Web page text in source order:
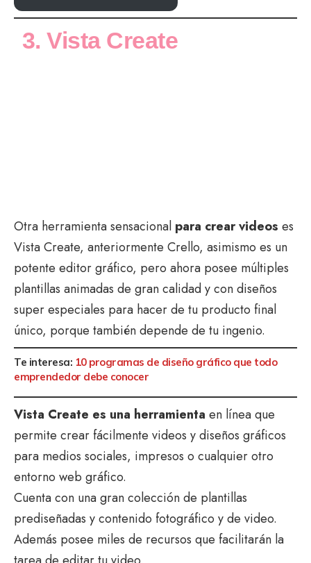
3. Vista Create
Otra herramienta sensacional para crear videos es
Vista Create, anteriormente Crello, asimismo es un
potente editor gráfico, pero ahora posee múltiples
plantillas animadas de gran calidad y con diseños
super especiales para hacer de tu producto final
único, porque también depende de tu ingenio.
Te interesa: 10 programas de diseño gráfico que todo
emprendedor debe conocer
Vista Create es una herramienta en línea que
permite crear fácilmente videos y diseños gráficos
para medios sociales, impresos o cualquier otro
entorno web gráfico.
Cuenta con una gran colección de plantillas
prediseñadas y contenido fotográfico y de video.
Además posee miles de recursos que facilitarán la